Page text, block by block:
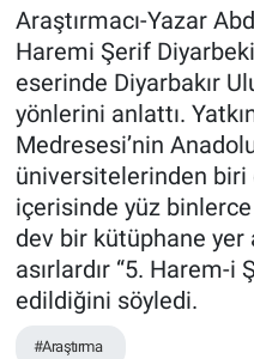
Araştırmacı-Yazar
Haremi Şerif
eserinde Diyarbakır
yönlerini anlattı.
Medresesi’nin
üniversitelerinden biri
içerisinde yüz
dev bir kütüphane yer
asırlardır “5. Harem-i
edildiğini söyledi.
#Araştırma
DÜNYA
KÜLTÜR SANAT
EĞİTİM
ÖZEL HABER
POLİTİKA
SAĞLIK
Son Dakika
Haber Arşivi